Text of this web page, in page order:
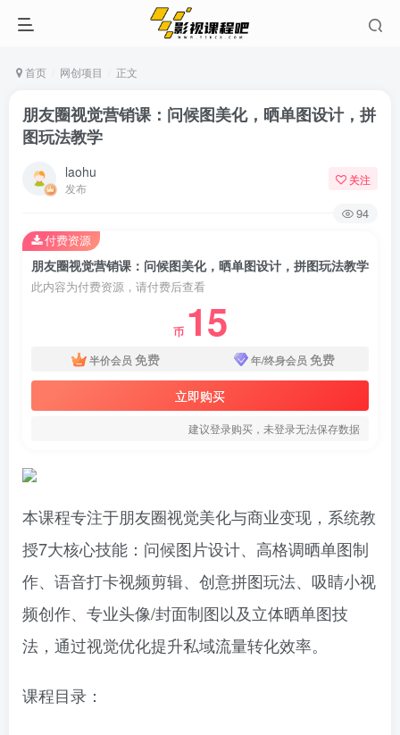
首页 网创项目 正文
朋友圈视觉营销课：问候图美化，晒单图设计，拼
图玩法教学
laohu
发布
关注
94
朋友圈视觉营销课：问候图美化，晒单图设计，拼图玩法教学
此内容为付费资源，请付费后查看
币 15
半价会员 免费 年/终身会员 免费
立即购买
建议登录购买，未登录无法保存数据
付费资源
本课程专注于‌朋友圈视觉美化与商业变现‌，系统教
授7大核心技能：‌问候图片设计‌、‌高格调晒单图制
作‌、‌语音打卡视频剪辑‌、‌创意拼图玩法‌、‌吸睛小视
频创作‌、‌专业头像/封面制图‌以及‌立体晒单图技
法‌，通过视觉优化提升私域流量转化效率。
课程目录：